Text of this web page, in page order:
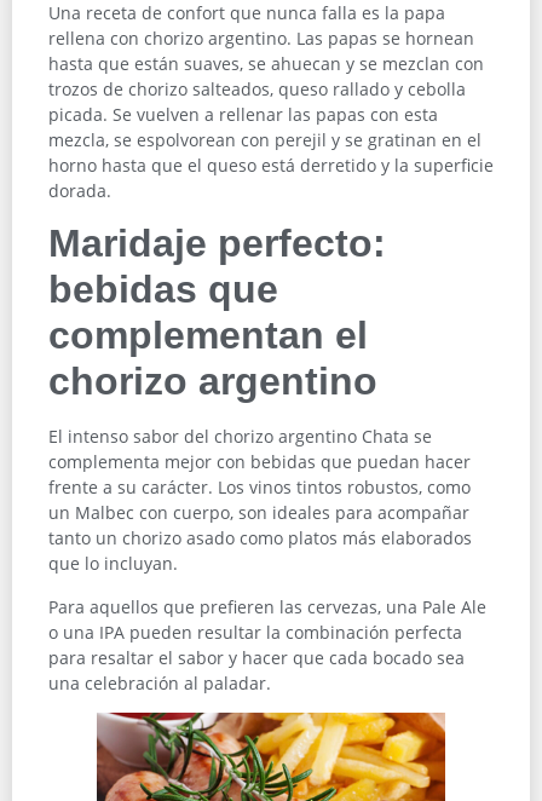
Una receta de confort que nunca falla es la papa
rellena con chorizo argentino. Las papas se hornean
hasta que están suaves, se ahuecan y se mezclan con
trozos de chorizo salteados, queso rallado y cebolla
picada. Se vuelven a rellenar las papas con esta
mezcla, se espolvorean con perejil y se gratinan en el
horno hasta que el queso está derretido y la superficie
dorada.
Maridaje perfecto:
bebidas que
complementan el
chorizo argentino
El intenso sabor del chorizo argentino Chata se
complementa mejor con bebidas que puedan hacer
frente a su carácter. Los vinos tintos robustos, como
un Malbec con cuerpo, son ideales para acompañar
tanto un chorizo asado como platos más elaborados
que lo incluyan.
Para aquellos que prefieren las cervezas, una Pale Ale
o una IPA pueden resultar la combinación perfecta
para resaltar el sabor y hacer que cada bocado sea
una celebración al paladar.